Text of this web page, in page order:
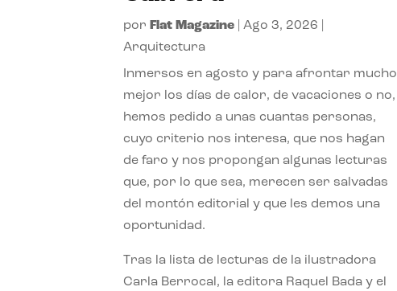
por Flat Magazine |Ago 3, 2026
Arquitectura
Inmersos en agosto y para afrontar mucho
mejor los días de calor, de vacaciones o no,
hemos pedido a unas cuantas personas,
cuyo criterio nos interesa, que nos hagan
de faro y nos propongan algunas lecturas
que, por lo que sea, merecen ser salvadas
del montón editorial y que les demos una
oportunidad.
Tras la lista de lecturas de la ilustradora
Carla Berrocal, la editora Raquel Bada y el